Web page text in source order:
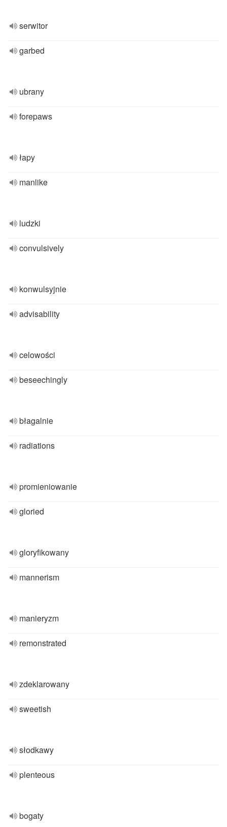
serwitor
garbed
ubrany
forepaws
łapy
manlike
ludzki
convulsively
konwulsyjnie
advisability
celowości
beseechingly
błagalnie
radiations
promieniowanie
gloried
gloryfikowany
mannerism
manieryzm
remonstrated
zdeklarowany
sweetish
słodkawy
plenteous
bogaty